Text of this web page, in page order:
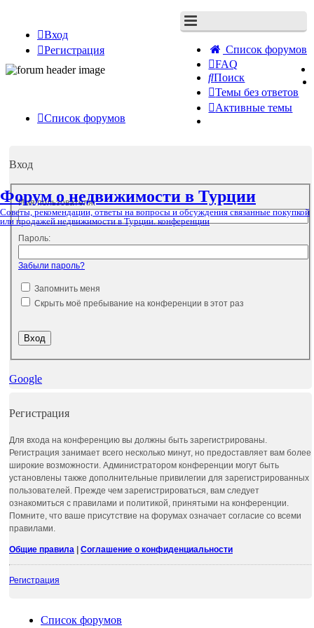
Список форумов
FAQ
Поиск
Темы без ответов
Активные темы
Вход
Регистрация
Форум о недвижимости в Турции
Советы, рекомендации, ответы на вопросы и обсуждения связанные покупкой
или продажей недвижимости в Турции. конференции
Список форумов
Вход
Имя пользователя:
Пароль:
Забыли пароль?
Запомнить меня
Скрыть моё пребывание на конференции в этот раз
Google
Регистрация
Для входа на конференцию вы должны быть зарегистрированы.
Регистрация занимает всего несколько минут, но предоставляет вам более
широкие возможности. Администратором конференции могут быть
установлены также дополнительные привилегии для зарегистрированных
пользователей. Прежде чем зарегистрироваться, вам следует
ознакомиться с правилами и политикой, принятыми на конференции.
Помните, что ваше присутствие на форумах означает согласие со всеми
правилами.
Общие правила Соглашение о конфиденциальности
Регистрация
Список форумов